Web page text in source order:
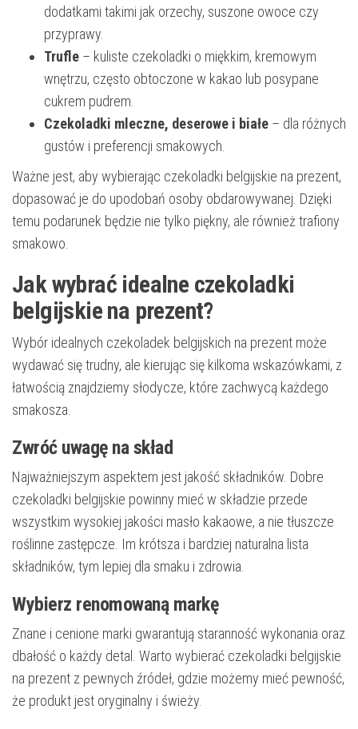
dodatkami takimi jak orzechy, suszone owoce czy
przyprawy.
Trufle – kuliste czekoladki o miękkim, kremowym
wnętrzu, często obtoczone w kakao lub posypane
cukrem pudrem.
Czekoladki mleczne, deserowe i białe – dla różnych
gustów i preferencji smakowych.
Ważne jest, aby wybierając czekoladki belgijskie na prezent,
dopasować je do upodobań osoby obdarowywanej. Dzięki
temu podarunek będzie nie tylko piękny, ale również trafiony
smakowo.
Jak wybrać idealne czekoladki
belgijskie na prezent?
Wybór idealnych czekoladek belgijskich na prezent może
wydawać się trudny, ale kierując się kilkoma wskazówkami, z
łatwością znajdziemy słodycze, które zachwycą każdego
smakosza.
Zwróć uwagę na skład
Najważniejszym aspektem jest jakość składników. Dobre
czekoladki belgijskie powinny mieć w składzie przede
wszystkim wysokiej jakości masło kakaowe, a nie tłuszcze
roślinne zastępcze. Im krótsza i bardziej naturalna lista
składników, tym lepiej dla smaku i zdrowia.
Wybierz renomowaną markę
Znane i cenione marki gwarantują staranność wykonania oraz
dbałość o każdy detal. Warto wybierać czekoladki belgijskie
na prezent z pewnych źródeł, gdzie możemy mieć pewność,
że produkt jest oryginalny i świeży.